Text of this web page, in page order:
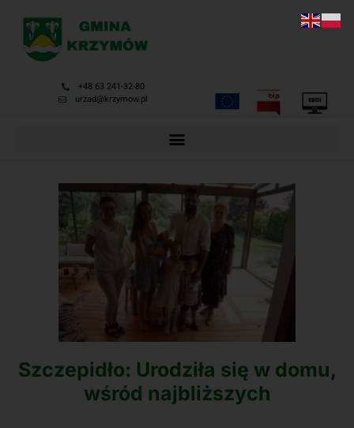
+48 63 241-32-80
urzad@krzymow.pl
Szczepidło: Urodziła się w domu,
wśród najbliższych